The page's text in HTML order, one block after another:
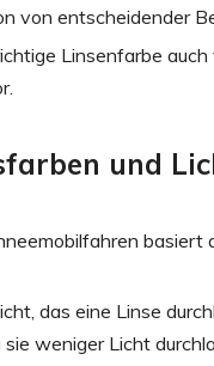
von entscheidender
Linsenfarbe
und
das eine Linse
weniger Licht